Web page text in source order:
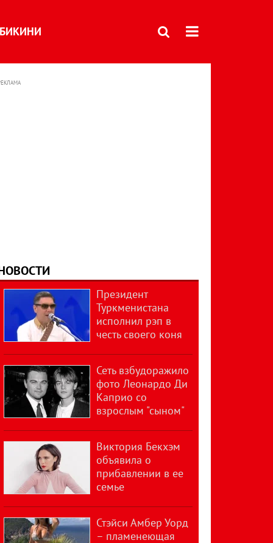
БИКИНИ
Президент
Туркменистана
исполнил рэп в
честь своего коня
Сеть взбудоражило
фото Леонардо Ди
Каприо со
взрослым "сыном"
Виктория Бекхэм
объявила о
прибавлении в ее
семье
Стэйси Амбер Уорд
– пламенеющая